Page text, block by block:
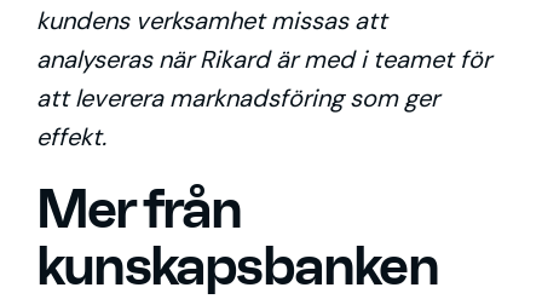
kundens verksamhet missas att
analyseras när Rikard är med i teamet för
att leverera marknadsföring som ger
effekt.
Mer från
kunskapsbanken